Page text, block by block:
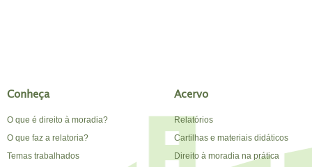
Conheça
O que é direito à moradia?
O que faz a relatoria?
Temas trabalhados
Acervo
Relatórios
Cartilhas e materiais didáticos
Direito à moradia na prática